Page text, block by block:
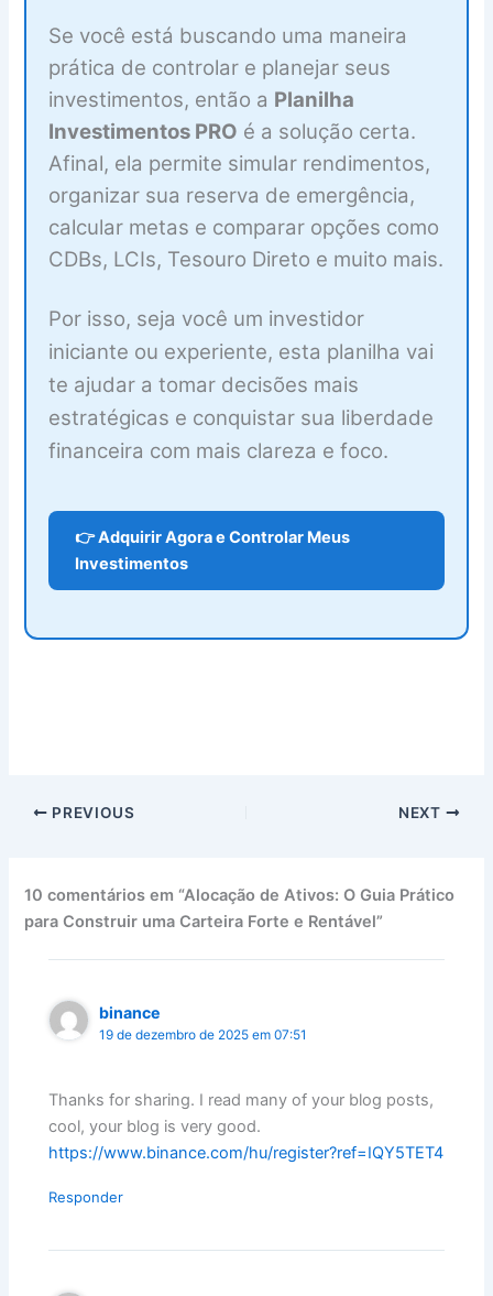
Se você está buscando uma maneira
prática de controlar e planejar seus
investimentos, então a Planilha
Investimentos PRO é a solução certa.
Afinal, ela permite simular rendimentos,
organizar sua reserva de emergência,
calcular metas e comparar opções como
CDBs, LCIs, Tesouro Direto e muito mais.
Por isso, seja você um investidor
iniciante ou experiente, esta planilha vai
te ajudar a tomar decisões mais
estratégicas e conquistar sua liberdade
financeira com mais clareza e foco.
👉 Adquirir Agora e Controlar Meus
Investimentos
PREVIOUS NEXT
10 comentários em “Alocação de Ativos: O Guia Prático
para Construir uma Carteira Forte e Rentável”
binance
19 de dezembro de 2025 em 07:51
Thanks for sharing. I read many of your blog posts,
cool, your blog is very good.
https://www.binance.com/hu/register?ref=IQY5TET4
Responder